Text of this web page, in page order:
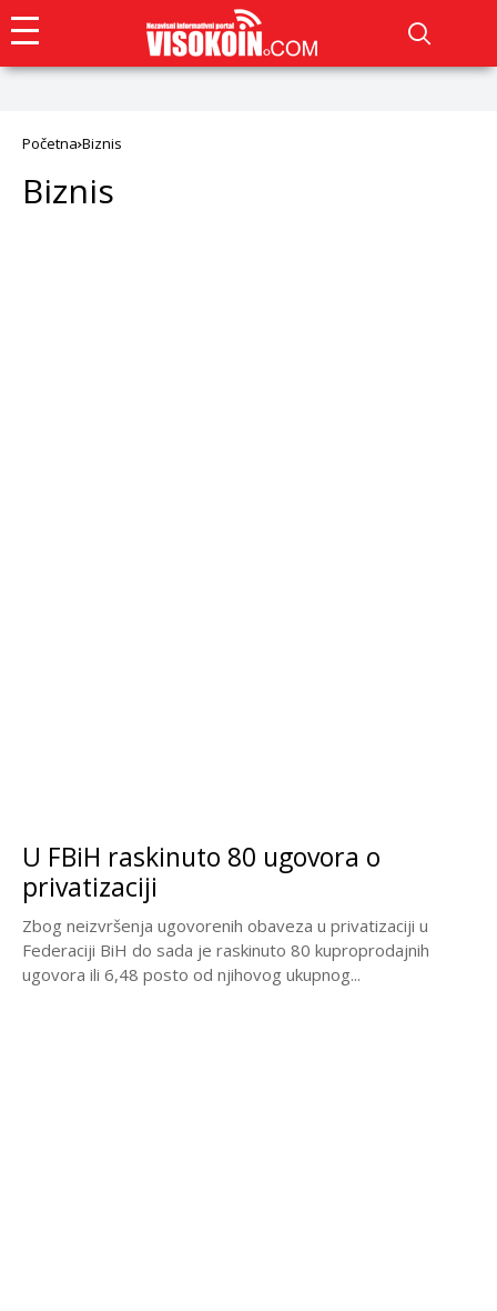
Početna Biznis
Biznis
U FBiH raskinuto 80 ugovora o
privatizaciji
Zbog neizvršenja ugovorenih obaveza u privatizaciji u
Federaciji BiH do sada je raskinuto 80 kuproprodajnih
ugovora ili 6,48 posto od njihovog ukupnog...